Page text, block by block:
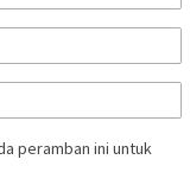
peramban ini untuk